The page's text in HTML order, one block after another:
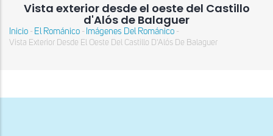
Vista exterior desde el oeste del Castillo
d'Alós de Balaguer
Sobrescribir
ayuda
Inicio - El Románico - Imágenes Del Románico -
Vista Exterior Desde El Oeste Del Castillo D'Alós De Balaguer